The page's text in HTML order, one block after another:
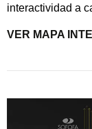
interactividad a
VER MAPA